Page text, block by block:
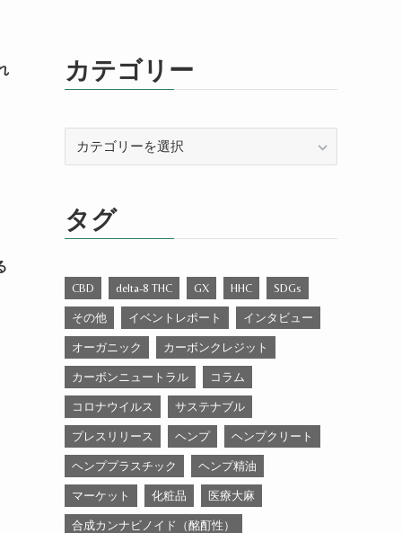
カテゴリー
ー
タグ
CBD delta-8 THC GX HHC SDGs
その他 イベントレポート インタビュー
オーガニック カーボンクレジット
カーボンニュートラル コラム
コロナウイルス サステナブル
プレスリリース ヘンプ ヘンプクリート
ヘンププラスチック ヘンプ精油
マーケット 化粧品 医療大麻
合成カンナビノイド（酩酊性）